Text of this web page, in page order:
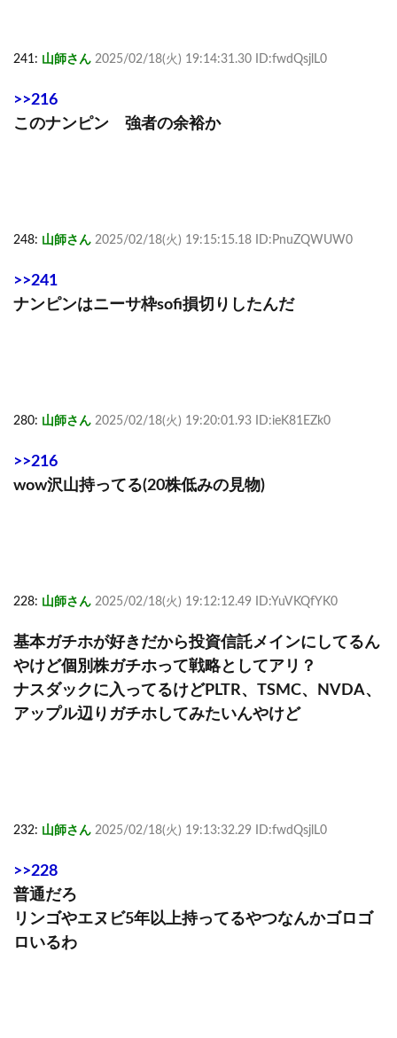
241: 山師さん 2025/02/18(火) 19:14:31.30 ID:fwdQsjlL0
>>216
このナンピン 強者の余裕か
248: 山師さん 2025/02/18(火) 19:15:15.18 ID:PnuZQWUW0
>>241
ナンピンはニーサ枠sofi損切りしたんだ
280: 山師さん 2025/02/18(火) 19:20:01.93 ID:ieK81EZk0
>>216
wow沢山持ってる(20株低みの見物)
228: 山師さん 2025/02/18(火) 19:12:12.49 ID:YuVKQfYK0
基本ガチホが好きだから投資信託メインにしてるん
やけど個別株ガチホって戦略としてアリ？
ナスダックに入ってるけどPLTR、TSMC、NVDA、
アップル辺りガチホしてみたいんやけど
232: 山師さん 2025/02/18(火) 19:13:32.29 ID:fwdQsjlL0
>>228
普通だろ
リンゴやエヌビ5年以上持ってるやつなんかゴロゴ
ロいるわ